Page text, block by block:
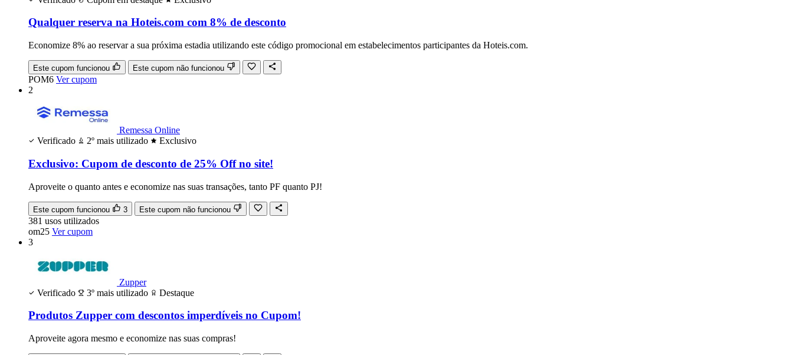
Qualquer reserva na Hoteis.com com 8% de desconto
Economize 8% ao reservar a sua próxima estadia utilizando este código promocional em estabelecimentos participantes da Hoteis.com.
Este cupom funcionou Este cupom não funcionou
POM6 Ver cupom
2
Remessa Online
Verificado
2º mais utilizado Exclusivo
Exclusivo: Cupom de desconto de 25% Off no site!
Aproveite o quanto antes e economize nas suas transações, tanto PF quanto PJ!
Este cupom funcionou 3 Este cupom não funcionou
381 usos utilizados
om25 Ver cupom
3
Zupper
Verificado
3º mais utilizado Destaque
Produtos Zupper com descontos imperdíveis no Cupom!
Aproveite agora mesmo e economize nas suas compras!